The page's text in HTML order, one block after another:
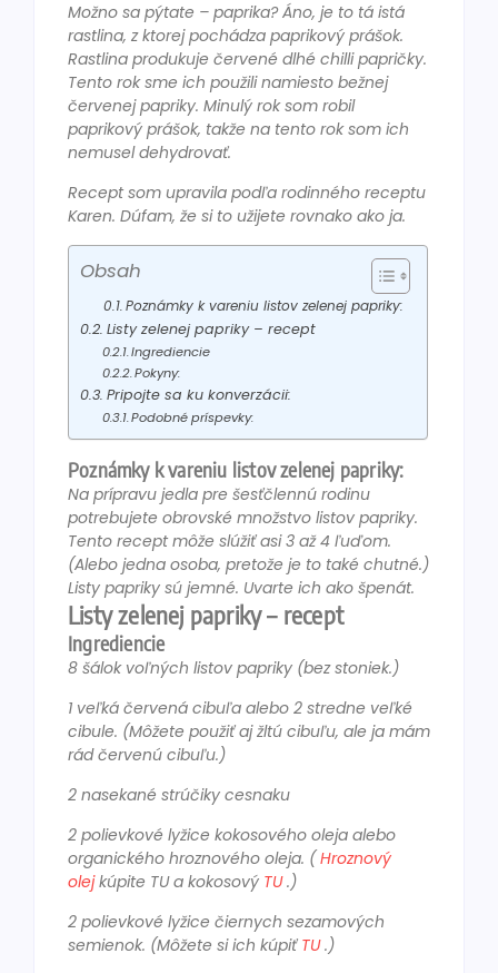
Možno sa pýtate – paprika? Áno, je to tá istá
rastlina, z ktorej pochádza paprikový prášok.
Rastlina produkuje červené dlhé chilli papričky.
Tento rok sme ich použili namiesto bežnej
červenej papriky. Minulý rok som robil
paprikový prášok, takže na tento rok som ich
nemusel dehydrovať.
Recept som upravila podľa rodinného receptu
Karen. Dúfam, že si to užijete rovnako ako ja.
Obsah
Poznámky k vareniu listov zelenej papriky:
Listy zelenej papriky – recept
Ingrediencie
Pokyny:
Pripojte sa ku konverzácii:
Podobné príspevky:
Poznámky k vareniu listov zelenej papriky:
Na prípravu jedla pre šesťčlennú rodinu
potrebujete obrovské množstvo listov papriky.
Tento recept môže slúžiť asi 3 až 4 ľuďom.
(Alebo jedna osoba, pretože je to také chutné.)
Listy papriky sú jemné. Uvarte ich ako špenát.
Listy zelenej papriky – recept
Ingrediencie
8 šálok voľných listov papriky (bez stoniek.)
1 veľká červená cibuľa alebo 2 stredne veľké
cibule. (Môžete použiť aj žltú cibuľu, ale ja mám
rád červenú cibuľu.)
2 nasekané strúčiky cesnaku
2 polievkové lyžice kokosového oleja alebo
organického hroznového oleja. (Hroznový
olejkúpite TU a kokosový TU.)
2 polievkové lyžice čiernych sezamových
semienok. (Môžete si ich kúpiť TU.)